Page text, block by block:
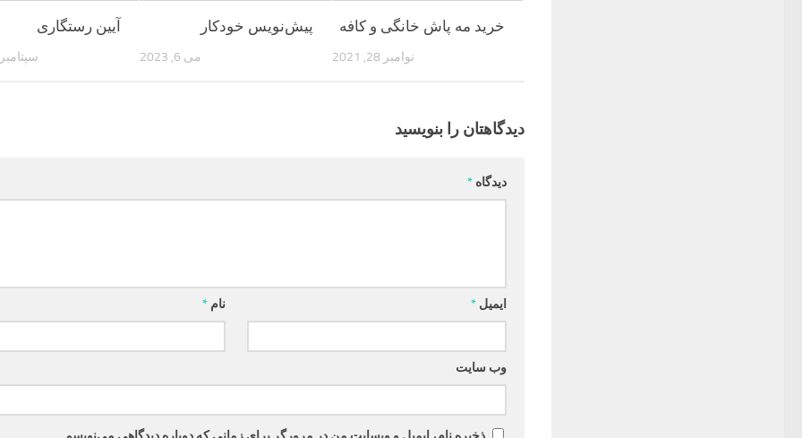
آیین رستگاری
سپتامبر 25,
پیش‌نویس خودکار
می 6, 2023
خرید مه پاش خانگی و کافه
نوامبر 28, 2021
دیدگاهتان را بنویسید
دیدگاه *
نام* ایمیل *
وب‌ سایت